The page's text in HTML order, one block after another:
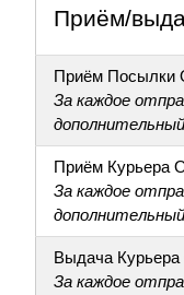
Приём/
Приём Посылки
За каждое
Приём Курьера
За каждое
Выдача
За каждое